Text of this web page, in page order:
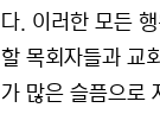
다. 이러한 모든
할 목회자들과 교
가 많은 슬픔으로